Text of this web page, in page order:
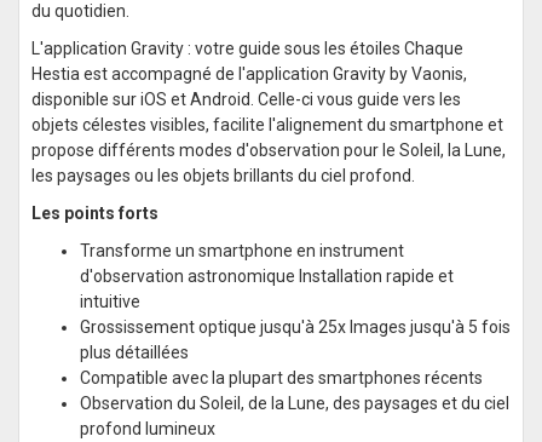
du quotidien.
L'application Gravity : votre guide sous les étoiles Chaque
Hestia est accompagné de l'application Gravity by Vaonis,
disponible sur iOS et Android. Celle-ci vous guide vers les
objets célestes visibles, facilite l'alignement du smartphone et
propose différents modes d'observation pour le Soleil, la Lune,
les paysages ou les objets brillants du ciel profond.
Les points forts
Transforme un smartphone en instrument
d'observation astronomique Installation rapide et
intuitive
Grossissement optique jusqu'à 25x Images jusqu'à 5 fois
plus détaillées
Compatible avec la plupart des smartphones récents
Observation du Soleil, de la Lune, des paysages et du ciel
profond lumineux